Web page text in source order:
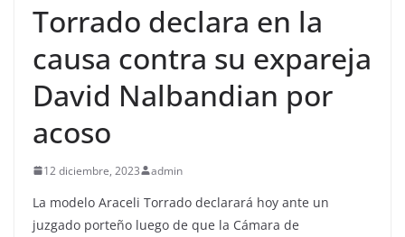
Torrado declara en la
causa contra su expareja
David Nalbandian por
acoso
12 diciembre, 2023 admin
La modelo Araceli Torrado declarará hoy ante un
juzgado porteño luego de que la Cámara de